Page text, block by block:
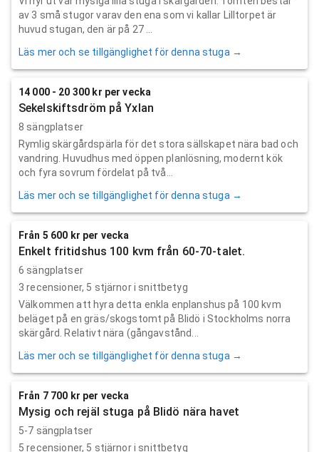
av 3 små stugor varav den ena som vi kallar Lilltorpet är
huvud stugan, den är på 27 ...
Läs mer och se tillgänglighet för denna stuga →
14 000 - 20 300 kr per vecka
Sekelskiftsdröm på Yxlan
8 sängplatser
Rymlig skärgårdspärla för det stora sällskapet nära bad och
vandring. Huvudhus med öppen planlösning, modernt kök
och fyra sovrum fördelat på två...
Läs mer och se tillgänglighet för denna stuga →
Från 5 600 kr per vecka
Enkelt fritidshus 100 kvm från 60-70-talet.
6 sängplatser
3 recensioner, 5 stjärnor i snittbetyg
Välkommen att hyra detta enkla enplanshus på 100 kvm
beläget på en gräs/skogstomt på Blidö i Stockholms norra
skärgård. Relativt nära (gångavstånd...
Läs mer och se tillgänglighet för denna stuga →
Från 7 700 kr per vecka
Mysig och rejäl stuga på Blidö nära havet
5-7 sängplatser
5 recensioner, 5 stjärnor i snittbetyg